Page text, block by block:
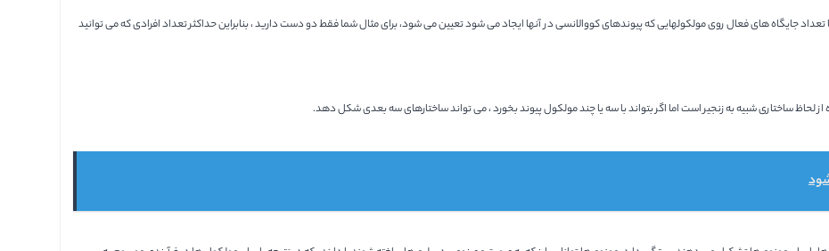
جایگاه های فعال روی مولکولهایی که پیوندهای کووالانسی در آنها ایجاد می شود تعیین می شود، برای مثال شما فقط دو دست دارید ، بنابراین حداکثر تعداد افرادی که می توانید
لحاظ ساختاری شبیه به زنجیر است اما اگر بتواند با سه یا چند مولكول پیوند بخورد ، می تواند ساختارهای سه بعدی شکل دهد.